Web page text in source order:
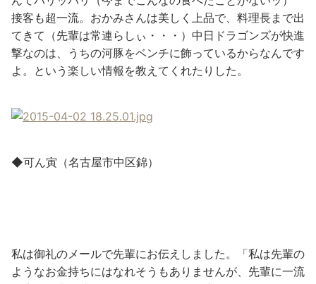
接客も超一流。おかみさんは美しく上品で、料理長まで出
てきて（先輩は常連らしぃ・・・）中日ドラゴンズが快進
撃なのは、うちの河豚をベンチに飾っているからなんです
よ。という楽しい情報を教えてくれたりした。
◆可ん寅（名古屋市中区錦）
私は御礼のメールで先輩にお伝えしました。「私は先輩の
ようなお金持ちにはなれそうもありませんが、先輩に一流